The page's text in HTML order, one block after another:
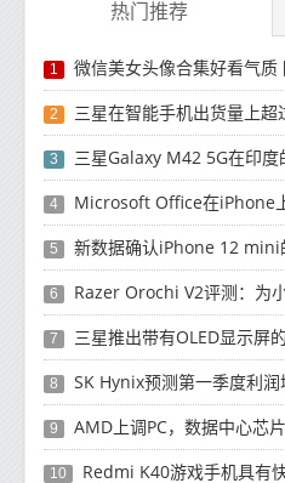
热门推荐
1 微信美女头像合集好看气质
2 三星在智能手机出货量上超
3 三星Galaxy M42 5G在印
4 Microsoft Office在iPhone
5 新数据确认iPhone 12 mini
6 Razer Orochi V2评测：为
7 三星推出带有OLED显示屏的超轻型Galaxy
8 SK Hynix预测第一季度利润增
9 AMD上调PC，数据中心芯
10 Redmi K40游戏手机具有